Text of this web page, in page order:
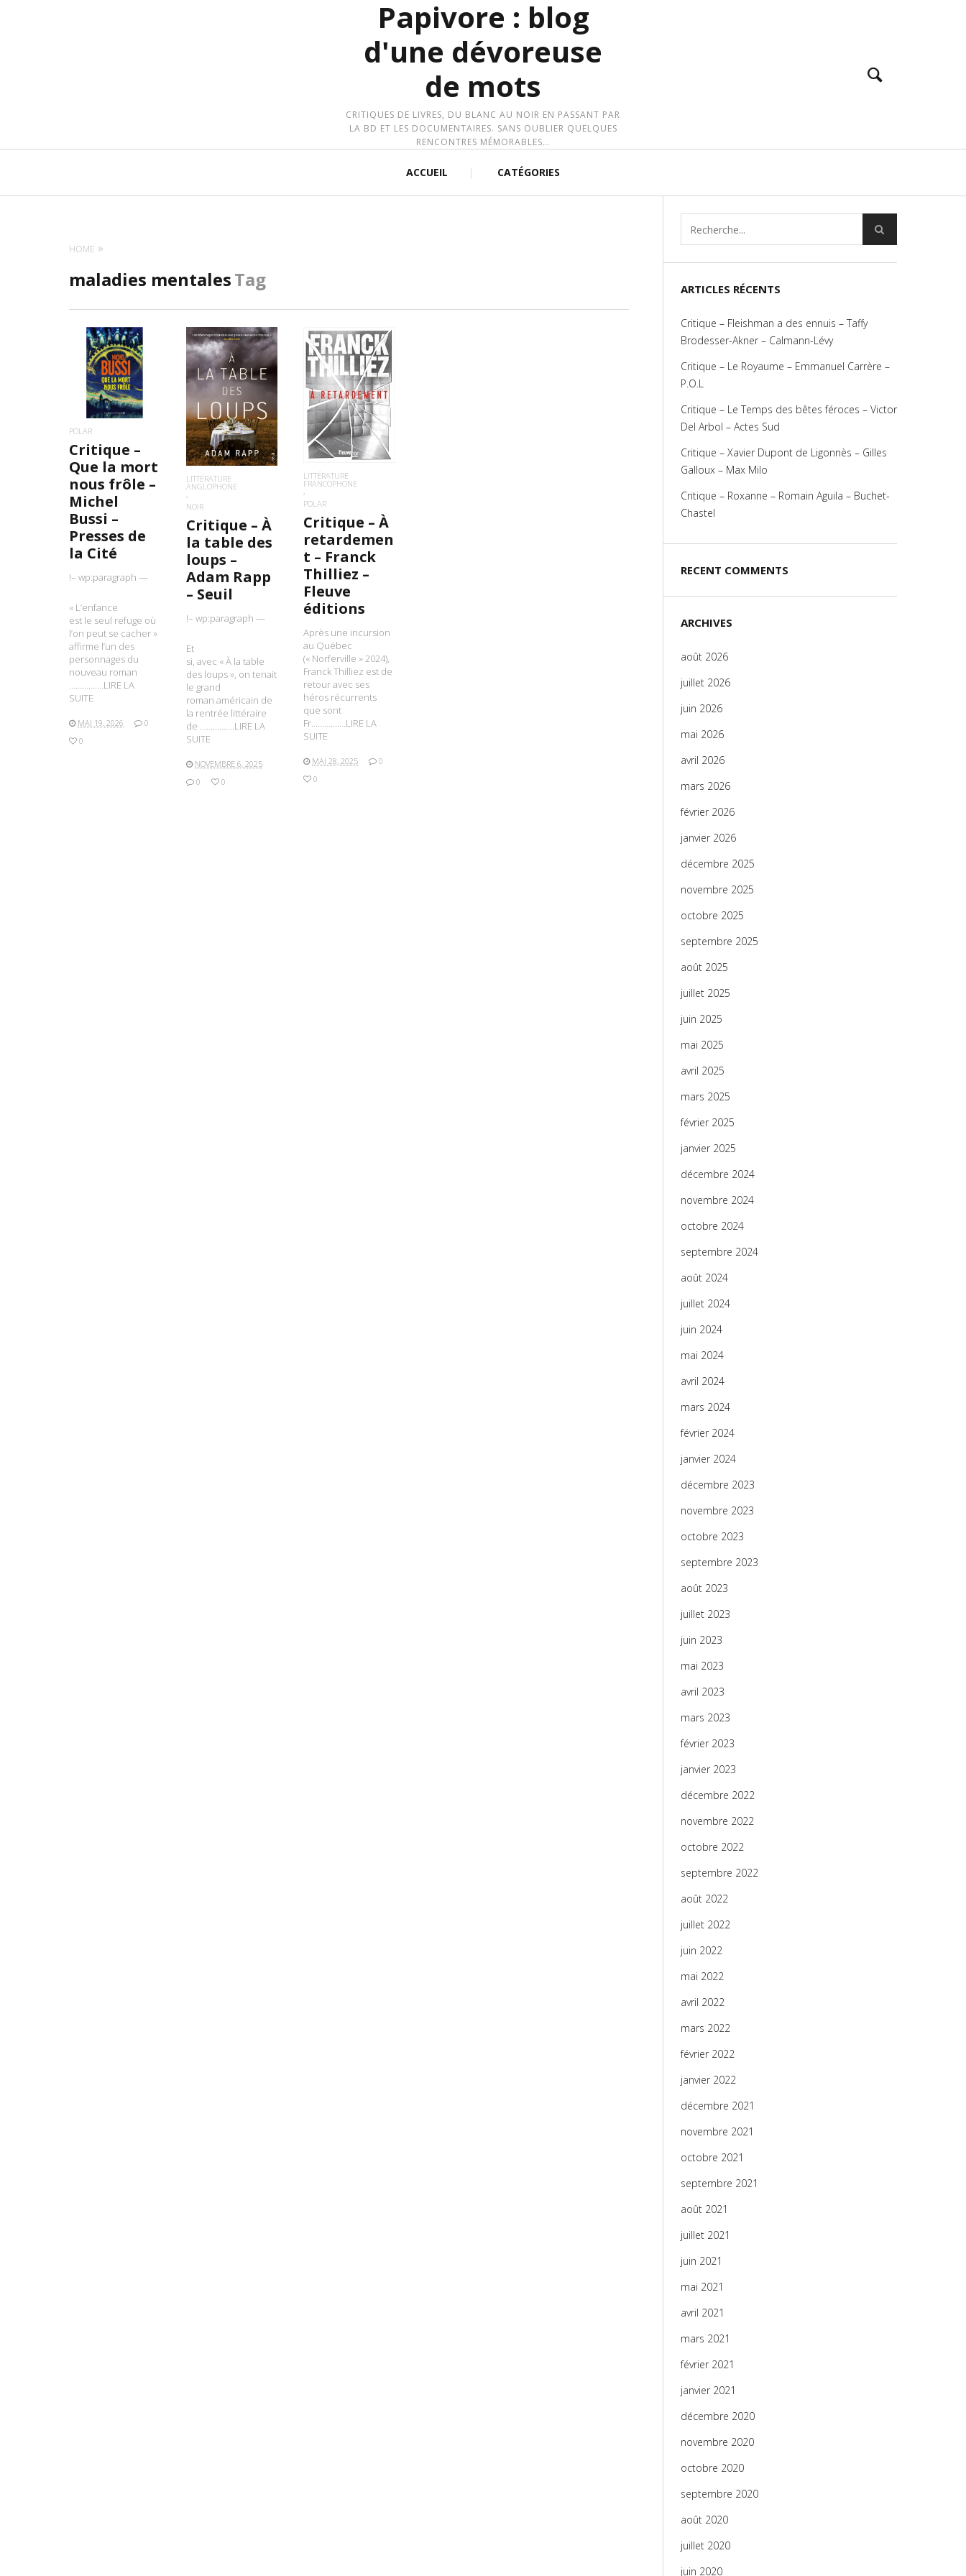
Papivore : blog
d'une dévoreuse
de mots
CRITIQUES DE LIVRES, DU BLANC AU NOIR EN PASSANT PAR
LA BD ET LES DOCUMENTAIRES. SANS OUBLIER QUELQUES
RENCONTRES MÉMORABLES…
ACCUEIL CATÉGORIES
HOME
maladies mentalesTag
LIRE LA SUITE
POLAR
Critique –
Que la mort
nous frôle –
Michel
Bussi –
Presses de
la Cité
!– wp:paragraph —
« L’enfance
est le seul refuge où
l’on peut se cacher »
affirme l’un des
personnages du
nouveau roman
…………….LIRE LA
SUITE
MAI 19, 2026
0
0
LIRE LA SUITE
LITTÉRATURE
ANGLOPHONE
NOIR
Critique – À
la table des
loups –
Adam Rapp
– Seuil
!– wp:paragraph —
Et
si, avec « À la table
des loups », on tenait
le grand
roman américain de
la rentrée littéraire
de …………….LIRE LA
SUITE
NOVEMBRE 6, 2025
0
0
LIRE LA SUITE
LITTÉRATURE
FRANCOPHONE
POLAR
Critique – À
retardemen
t – Franck
Thilliez –
Fleuve
éditions
Après une incursion
au Québec
(« Norferville » 2024),
Franck Thilliez est de
retour avec ses
héros récurrents
que sont
Fr…………….LIRE LA
SUITE
MAI 28, 2025
0
0
ARTICLES RÉCENTS
Critique – Fleishman a des ennuis – Taffy
Brodesser-Akner – Calmann-Lévy
Critique – Le Royaume – Emmanuel Carrère –
P.O.L
Critique – Le Temps des bêtes féroces – Victor
Del Arbol – Actes Sud
Critique – Xavier Dupont de Ligonnès – Gilles
Galloux – Max Milo
Critique – Roxanne – Romain Aguila – Buchet-
Chastel
RECENT COMMENTS
ARCHIVES
août 2026
juillet 2026
juin 2026
mai 2026
avril 2026
mars 2026
février 2026
janvier 2026
décembre 2025
novembre 2025
octobre 2025
septembre 2025
août 2025
juillet 2025
juin 2025
mai 2025
avril 2025
mars 2025
février 2025
janvier 2025
décembre 2024
novembre 2024
octobre 2024
septembre 2024
août 2024
juillet 2024
juin 2024
mai 2024
avril 2024
mars 2024
février 2024
janvier 2024
décembre 2023
novembre 2023
octobre 2023
septembre 2023
août 2023
juillet 2023
juin 2023
mai 2023
avril 2023
mars 2023
février 2023
janvier 2023
décembre 2022
novembre 2022
octobre 2022
septembre 2022
août 2022
juillet 2022
juin 2022
mai 2022
avril 2022
mars 2022
février 2022
janvier 2022
décembre 2021
novembre 2021
octobre 2021
septembre 2021
août 2021
juillet 2021
juin 2021
mai 2021
avril 2021
mars 2021
février 2021
janvier 2021
décembre 2020
novembre 2020
octobre 2020
septembre 2020
août 2020
juillet 2020
juin 2020